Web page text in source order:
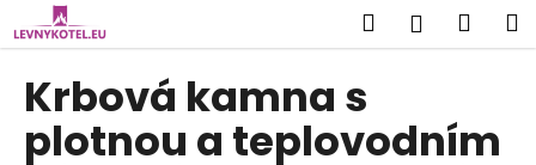
na
obsah
HledatPřihlášení
Krbová kamna s
plotnou a teplovodním
o
C